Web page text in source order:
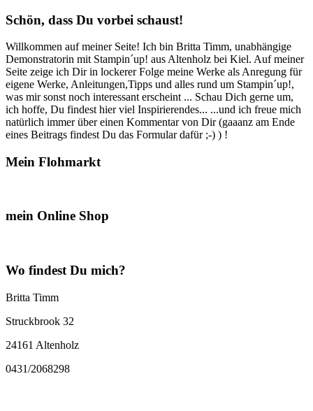
Schön, dass Du vorbei schaust!
Willkommen auf meiner Seite! Ich bin Britta Timm, unabhängige
Demonstratorin mit Stampin´up! aus Altenholz bei Kiel. Auf meiner
Seite zeige ich Dir in lockerer Folge meine Werke als Anregung für
eigene Werke, Anleitungen,Tipps und alles rund um Stampin´up!,
was mir sonst noch interessant erscheint ... Schau Dich gerne um,
ich hoffe, Du findest hier viel Inspirierendes... ...und ich freue mich
natürlich immer über einen Kommentar von Dir (gaaanz am Ende
eines Beitrags findest Du das Formular dafür ;-) ) !
Mein Flohmarkt
mein Online Shop
Wo findest Du mich?
Britta Timm
Struckbrook 32
24161 Altenholz
0431/2068298